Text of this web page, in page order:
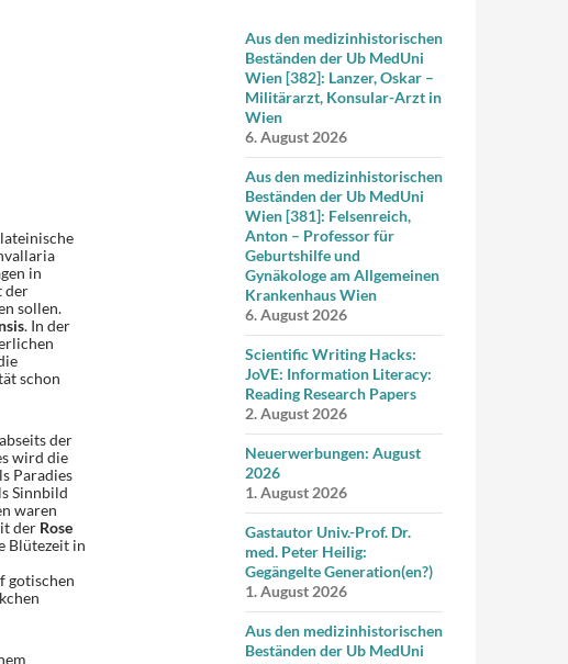
in
der
sollen.
. In der
schon
der
wird die
Paradies
Sinnbild
waren
der Rose
Blütezeit in
gotischen
Aus den medizinhistorischen
Beständen der Ub MedUni
Wien [382]: Lanzer, Oskar –
Militärarzt, Konsular-Arzt in
Wien
6. August 2026
Aus den medizinhistorischen
Beständen der Ub MedUni
Wien [381]: Felsenreich,
Anton – Professor für
Geburtshilfe und
Gynäkologe am Allgemeinen
Krankenhaus Wien
6. August 2026
Scientific Writing Hacks:
JoVE: Information Literacy:
Reading Research Papers
2. August 2026
Neuerwerbungen: August
2026
1. August 2026
Gastautor Univ.-Prof. Dr.
med. Peter Heilig:
Gegängelte Generation(en?)
1. August 2026
Aus den medizinhistorischen
Beständen der Ub MedUni